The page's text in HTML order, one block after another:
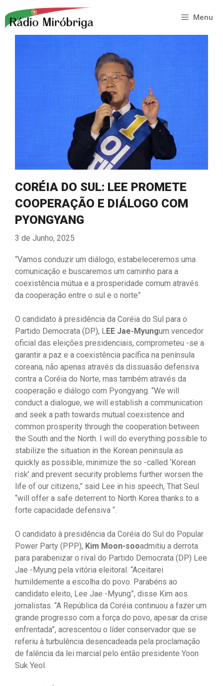
para
Menu
CORÉIA DO SUL: LEE PROMETE
COOPERAÇÃO E DIÁLOGO COM
PYONGYANG
3 de Junho, 2025
“Vamos conduzir um diálogo, estabeleceremos uma
comunicação e buscaremos um caminho para a
coexistência mútua e a prosperidade comum através
da cooperação entre o sul e o norte”
O candidato à presidência da Coréia do Sul para o
Partido Democrata (DP), LEE Jae-Myungum vencedor
oficial das eleições presidenciais, comprometeu -se a
garantir a paz e a coexistência pacífica na península
coreana, não apenas através da dissuasão defensiva
contra a Coréia do Norte, mas também através da
cooperação e diálogo com Pyongyang. “We will
conduct a dialogue, we will establish a communication
and seek a path towards mutual coexistence and
common prosperity through the cooperation between
the South and the North. I will do everything possible to
stabilize the situation in the Korean peninsula as
quickly as possible, minimize the so -called ‘Korean
risk’ and prevent security problems further worsen the
life of our citizens,” said Lee in his speech, That Seul
“will offer a safe deterrent to North Korea thanks to a
forte capacidade defensiva “.
O candidato à presidência da Coréia do Sul do Popular
Power Party (PPP), Kim Moon-sooadmitiu a derrota
para parabenizar o rival do Partido Democrata (DP) Lee
Jae -Myung pela vitória eleitoral. “Aceitarei
humildemente a escolha do povo. Parabéns ao
candidato eleito, Lee Jae -Myung”, disse Kim aos
jornalistas. “A República da Coréia continuou a fazer um
grande progresso com a força do povo, apesar da crise
enfrentada”, acrescentou o líder conservador que se
referiu à turbulência desencadeada pela proclamação
de falência da lei marcial pelo então presidente Yoon
Suk Yeol.